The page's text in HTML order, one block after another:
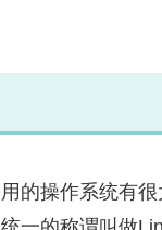
的操作系统有